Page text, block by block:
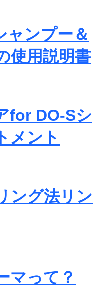
ャンプー＆
使用説明書
for DO-Sシ
メント
ング法リン
マって？